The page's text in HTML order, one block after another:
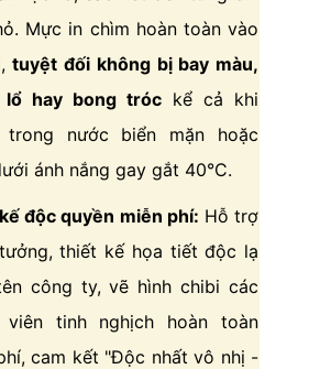
Mực in chìm hoàn toàn vào
tuyệt đối không bị bay màu,
lổ hay bong tróc kể cả khi
trong nước biển mặn hoặc
ánh nắng gay gắt 40°C.
độc quyền miễn phí: Hỗ trợ
thiết kế họa tiết độc lạ
công ty, vẽ hình chibi các
viên tinh nghịch hoàn toàn
cam kết "Độc nhất vô nhị -